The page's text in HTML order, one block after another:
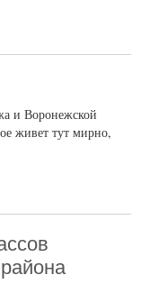
и Воронежской
живет тут мирно,